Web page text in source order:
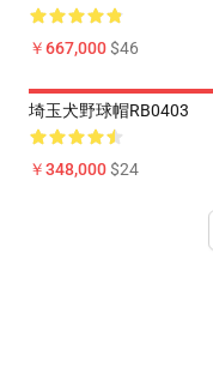
￥667,000$46
埼玉犬野球帽RB0403
￥348,000$24